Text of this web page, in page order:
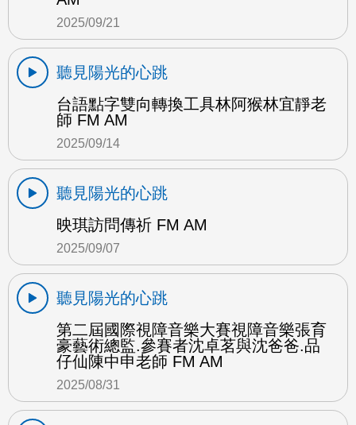
2025/09/21
聽見陽光的心跳
台語點字雙向轉換工具林阿猴林宜靜老
師 FM AM
2025/09/14
聽見陽光的心跳
映琪訪問傳祈 FM AM
2025/09/07
聽見陽光的心跳
第二屆國際視障音樂大賽視障音樂張育
豪藝術總監.參賽者沈卓茗與沈爸爸.品
仔仙陳中申老師 FM AM
2025/08/31